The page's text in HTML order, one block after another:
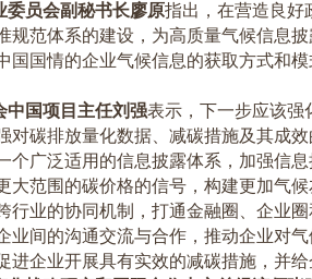
委员会副秘书长廖原指出，在营造良好
规范体系的建设，为高质量气候信息
国国情的企业气候信息的获取方式和
中国项目主任刘强表示，下一步应该强
对碳排放量化数据、减碳措施及其成
个广泛适用的信息披露体系，加强信
大范围的碳价格的信号，构建更加气
行业的协同机制，打通金融圈、企业
业间的沟通交流与合作，推动企业对
进企业开展具有实效的减碳措施，并给